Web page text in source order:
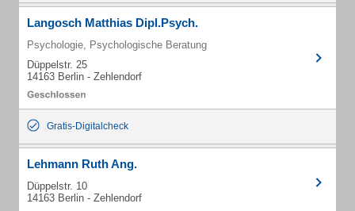
Langosch Matthias Dipl.Psych.
Psychologie, Psychologische Beratung
Düppelstr. 25
14163 Berlin - Zehlendorf
Gratis-Digitalcheck
Lehmann Ruth Ang.
Düppelstr. 10
14163 Berlin - Zehlendorf